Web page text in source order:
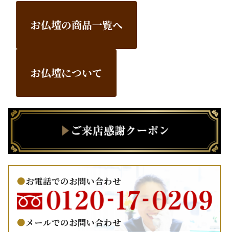
お仏壇の商品一覧へ
お仏壇について
お電話でのお問い合わせ
メールでのお問い合わせ